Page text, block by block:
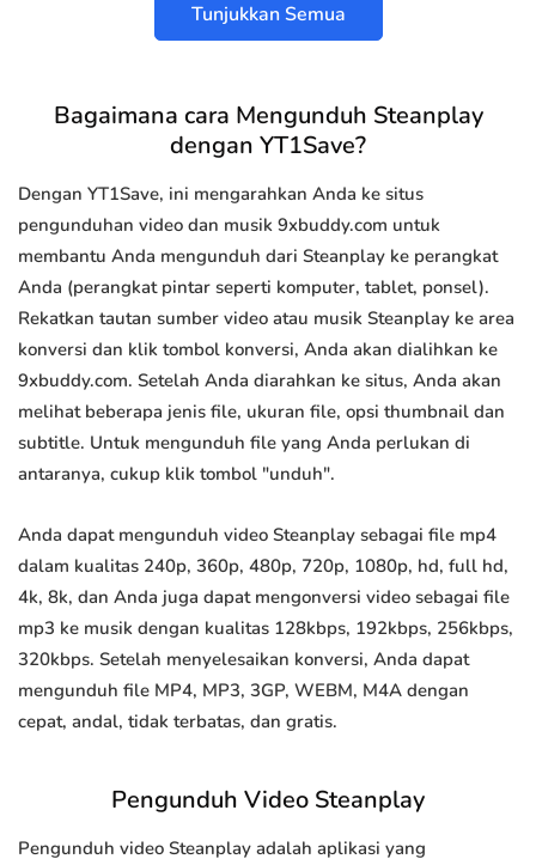
Tunjukkan Semua
Bagaimana cara Mengunduh Steanplay
dengan YT1Save?
Dengan YT1Save, ini mengarahkan Anda ke situs
pengunduhan video dan musik 9xbuddy.com untuk
membantu Anda mengunduh dari Steanplay ke perangkat
Anda (perangkat pintar seperti komputer, tablet, ponsel).
Rekatkan tautan sumber video atau musik Steanplay ke area
konversi dan klik tombol konversi, Anda akan dialihkan ke
9xbuddy.com. Setelah Anda diarahkan ke situs, Anda akan
melihat beberapa jenis file, ukuran file, opsi thumbnail dan
subtitle. Untuk mengunduh file yang Anda perlukan di
antaranya, cukup klik tombol "unduh".
Anda dapat mengunduh video Steanplay sebagai file mp4
dalam kualitas 240p, 360p, 480p, 720p, 1080p, hd, full hd,
4k, 8k, dan Anda juga dapat mengonversi video sebagai file
mp3 ke musik dengan kualitas 128kbps, 192kbps, 256kbps,
320kbps. Setelah menyelesaikan konversi, Anda dapat
mengunduh file MP4, MP3, 3GP, WEBM, M4A dengan
cepat, andal, tidak terbatas, dan gratis.
Pengunduh Video Steanplay
Pengunduh video Steanplay adalah aplikasi yang